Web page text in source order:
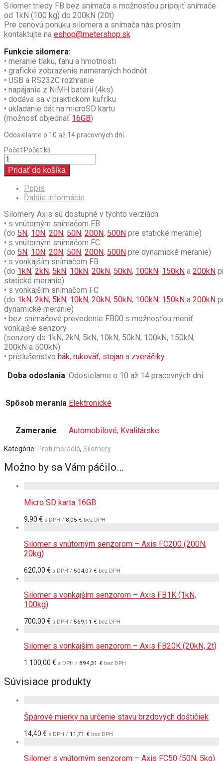
Silomer triedy FB bez snímača s možnosťou pripojiť snímače
od 1kN (100 kg) do 200kN (20t)
Pre cenovú ponuku silomera a snímača nás prosím
kontaktujte na eshop@metershop.sk
Funkcie silomera:
• meranie tlaku, ťahu a hmotnosti
• grafické zobrazenie nameraných hodnôt
• USB a RS232C rozhranie
• napájanie z NiMH batérií (4ks)
• dodáva sa v praktickom kufríku
• ukladanie dát na microSD kartu
(možnosť objednať 16GB)
Odosielame o 10 až 14 pracovných dní.
PočetPočet ks
Pridať do košíka
Popis
Ďalšie informácie
Silomery Axis sú dostupné v týchto verziách:
• s vnútorným snímačom FB
(do 5N, 10N, 20N, 50N, 200N, 500N pre statické meranie)
• s vnútorným snímačom FC
(do 5N, 10N, 20N, 50N, 200N, 500N pre dynamické meranie)
• s vonkajším snímačom FB
(do 1kN, 2kN, 5kN, 10kN, 20kN, 50kN, 100kN, 150kN a 200kN
statické meranie)
• s vonkajším snímačom FC
(do 1kN, 2kN, 5kN, 10kN, 20kN, 50kN, 100kN, 150kN a 200kN
dynamické meranie)
• bez snímačové prevedenie FB00 s možnosťou meniť
vonkajšie senzory
(senzory do 1kN, 2kN, 5kN, 10kN, 50kN, 100kN, 150kN,
200kN a 500kN)
• príslušenstvo hák, rukoväť, stojan a zveráčiky
Doba odoslania Odosielame o 10 až 14 pracovných dní
Spôsob merania Elektronické
Zameranie Automobilové, Kvalitárske
Kategórie: Profi meradlá, Silomery
Možno by sa Vám páčilo…
Micro SD karta 16GB
9,90 € s DPH / 8,05 € bez DPH
Silomer s vnútorným senzorom – Axis FC200 (200N,
20kg)
620,00 € s DPH / 504,07 € bez DPH
Silomer s vonkajším senzorom – Axis FB1K (1kN,
100kg)
700,00 € s DPH / 569,11 € bez DPH
Silomer s vonkajším senzorom – Axis FB20K (20kN, 2t)
1 100,00 € s DPH / 894,31 € bez DPH
Súvisiace produkty
Špárové mierky na určenie stavu brzdových doštičiek
14,40 € s DPH / 11,71 € bez DPH
Silomer s vnútorným senzorom – Axis FC50 (50N, 5kg)